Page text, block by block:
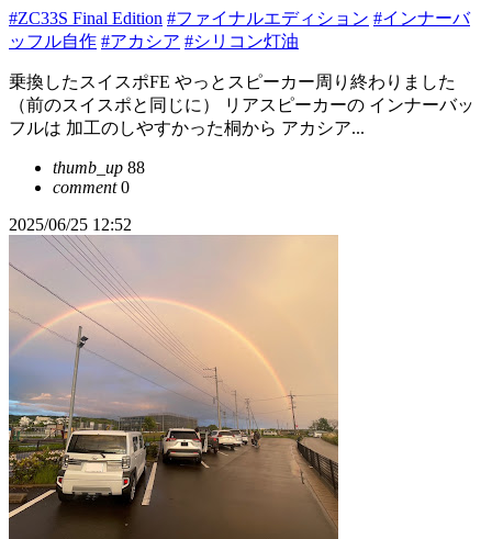
#ZC33S Final Edition #ファイナルエディション #インナーバ
ッフル自作 #アカシア #シリコン灯油
乗換したスイスポFE やっとスピーカー周り終わりました
（前のスイスポと同じに） リアスピーカーの インナーバッ
フルは 加工のしやすかった桐から アカシア...
thumb_up 88
comment0
2025/06/25 12:52